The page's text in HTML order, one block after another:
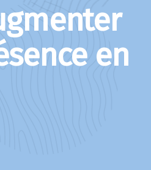
en